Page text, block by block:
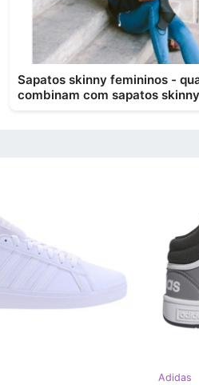
Sapatos skinny femininos -
combinam com sapatos skinny
Adidas